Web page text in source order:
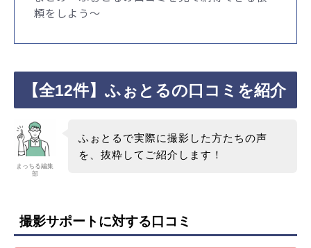
頼をしよう～
【全12件】ふぉとるの口コミを紹介
まっちる編集
部
ふぉとるで実際に撮影した方たちの声
を、抜粋してご紹介します！
撮影サポートに対する口コミ